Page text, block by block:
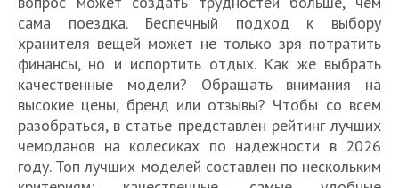
сама поездка. Беспечный подход к выбору
хранителя вещей может не только зря потратить
финансы, но и испортить отдых. Как же выбрать
качественные модели? Обращать внимания на
высокие цены, бренд или отзывы? Чтобы со всем
разобраться, в статье представлен рейтинг лучших
чемоданов на колесиках по надежности в 2026
году. Топ лучших моделей составлен по нескольким